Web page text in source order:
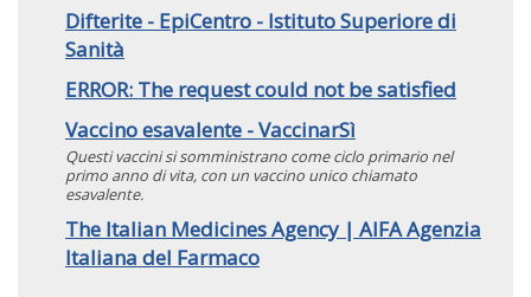
Difterite - EpiCentro - Istituto Superiore di
Sanità
ERROR: The request could not be satisfied
Vaccino esavalente - VaccinarSì
Questi vaccini si somministrano come ciclo primario nel
primo anno di vita, con un vaccino unico chiamato
esavalente.
The Italian Medicines Agency | AIFA Agenzia
Italiana del Farmaco